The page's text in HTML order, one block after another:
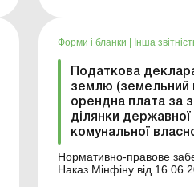
Форми і бланки | Інша
Податкова
землю (земельний
орендна плата за
ділянки державної
комунальної
Нормативно-правове
Наказ Мінфіну від